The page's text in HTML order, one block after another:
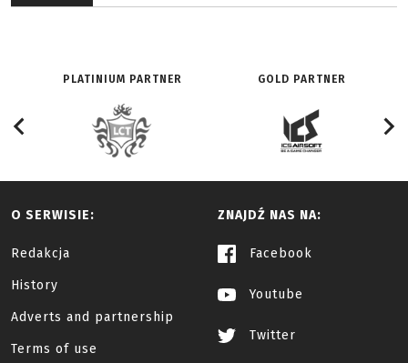
PLATINIUM PARTNER GOLD PARTNER
O SERWISIE:
Redakcja
History
Adverts and partnership
Terms of use
ZNAJDŹ NAS NA:
Facebook
Youtube
Twitter